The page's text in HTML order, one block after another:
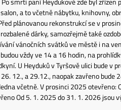
a to včetně nábytku, knihovny,
plánovanou rekonstrukcí se v
dárky, samozřejmě také
vánočních svátků ve městě i na
vždy ve 14 a 16 hodin, na
U Heyduků v Tyršově ulici bude v
12., a 29.12., naopak zavřeno
včetně. V prosinci 2025
Od 5. 1. 2025 do 31. 1. 2026 jsou